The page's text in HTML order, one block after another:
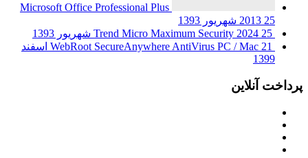
Microsoft Office Professional Plus
2013 25 شهریور 1393
Trend Micro Maximum Security 2024 25 شهریور 1393
WebRoot SecureAnywhere AntiVirus PC / Mac 21 اسفند
1399
پرداخت آنلاین